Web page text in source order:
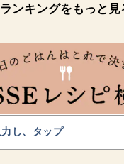
ランキングをもっと見